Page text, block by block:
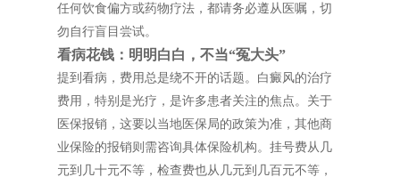
任何饮食偏方或药物疗法，都请务必遵从医嘱，切
勿自行盲目尝试。
看病花钱：明明白白，不当“冤大头”
提到看病，费用总是绕不开的话题。白癜风的治疗
费用，特别是光疗，是许多患者关注的焦点。关于
医保报销，这要以当地医保局的政策为准，其他商
业保险的报销则需咨询具体保险机构。挂号费从几
元到几十元不等，检查费也从几元到几百元不等，